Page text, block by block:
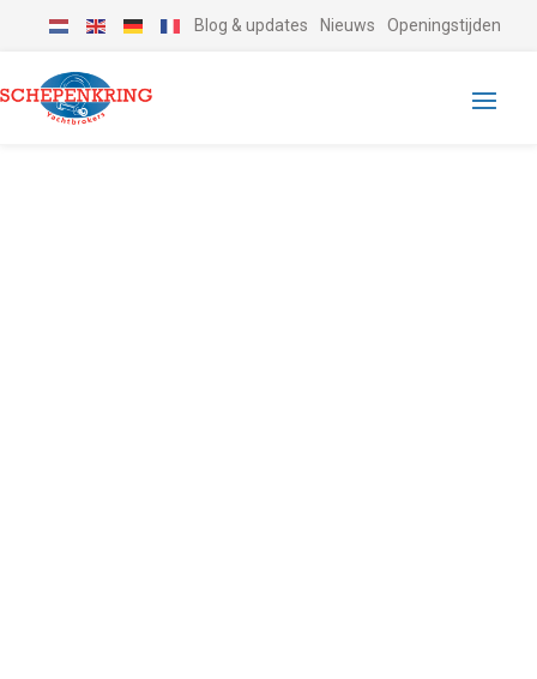
Blog & updates Nieuws Openingstijden